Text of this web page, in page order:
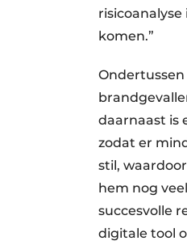
komen.”
daarnaast is
zodat er
stil,
hem nog
succesvolle
digitale tool